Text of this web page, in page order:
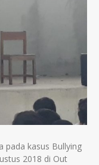
pada kasus Bullying
2018 di Out